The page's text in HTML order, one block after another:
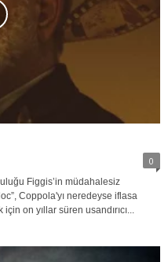
0
Figgis’in müdahalesiz
Coppola'yı neredeyse iflasa
on yıllar süren usandırıcı...